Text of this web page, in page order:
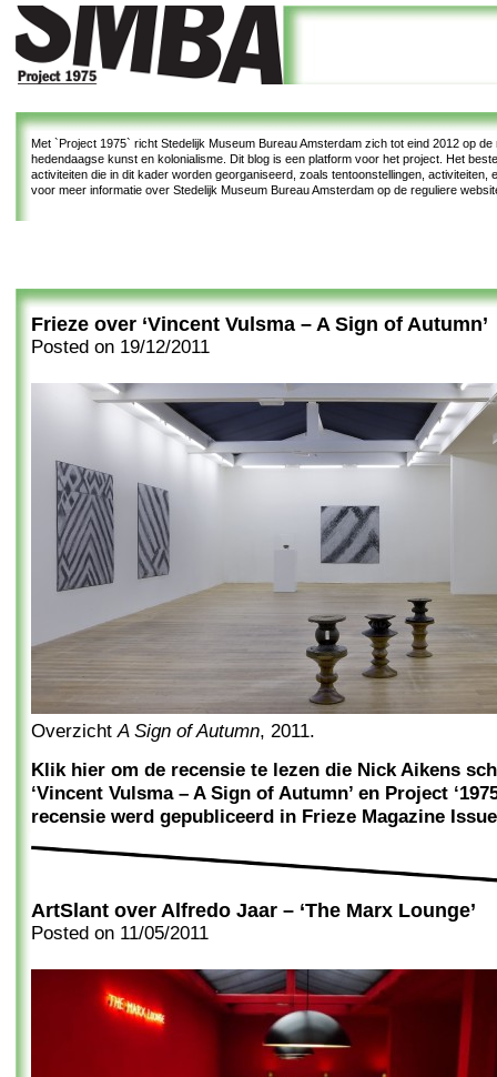
Met `Project 1975` richt Stedelijk Museum Bureau Amsterdam zich tot eind 2012 op
hedendaagse kunst en kolonialisme. Dit blog is een platform voor het project. Het
activiteiten die in dit kader worden georganiseerd, zoals tentoonstellingen,
voor meer informatie over Stedelijk Museum Bureau Amsterdam op de reguliere
Frieze over ‘Vincent Vulsma – A Sign of Autumn’
Posted on 19/12/2011
OverzichtA Sign of Autumn, 2011.
Klik hier om de recensie te lezen die Nick Aikens
‘Vincent Vulsma – A Sign of Autumn’ en Project
recensie werd gepubliceerd in Frieze Magazine
ArtSlant over Alfredo Jaar – ‘The Marx Lounge’
Posted on 11/05/2011